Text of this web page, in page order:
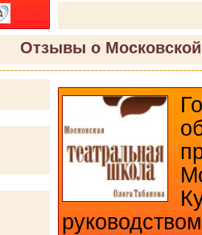
Отзывы о Московской